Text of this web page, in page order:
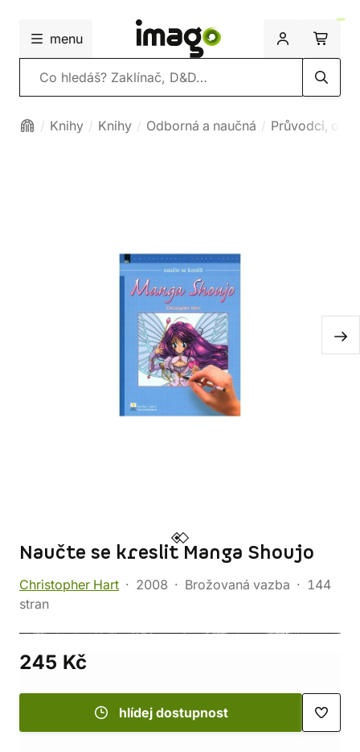
menu
Vyhledávání
Knihy Knihy Odborná a naučná Průvodci,
Naučte se kreslit Manga Shoujo
Christopher Hart 2008 Brožovaná vazba
144
stran
245 Kč
hlídej dostupnost